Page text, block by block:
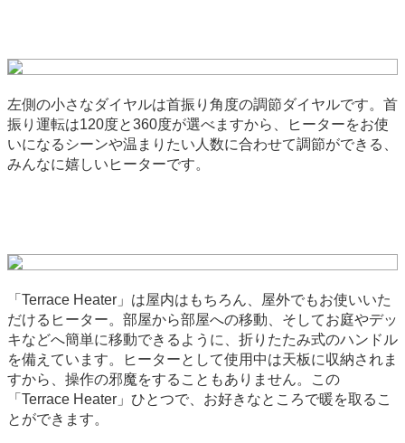
左側の小さなダイヤルは首振り角度の調節ダイヤルです。首
振り運転は120度と360度が選べますから、ヒーターをお使
いになるシーンや温まりたい人数に合わせて調節ができる、
みんなに嬉しいヒーターです。
「Terrace Heater」は屋内はもちろん、屋外でもお使いいた
だけるヒーター。部屋から部屋への移動、そしてお庭やデッ
キなどへ簡単に移動できるように、折りたたみ式のハンドル
を備えています。ヒーターとして使用中は天板に収納されま
すから、操作の邪魔をすることもありません。この
「Terrace Heater」ひとつで、お好きなところで暖を取るこ
とができます。